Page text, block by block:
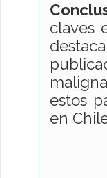
claves
estos
en